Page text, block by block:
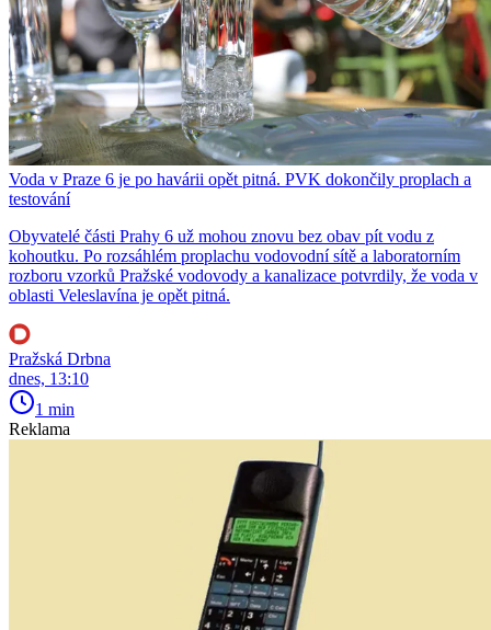
Voda v Praze 6 je po havárii opět pitná. PVK dokončily proplach a
testování
Obyvatelé části Prahy 6 už mohou znovu bez obav pít vodu z
kohoutku. Po rozsáhlém proplachu vodovodní sítě a laboratorním
rozboru vzorků Pražské vodovody a kanalizace potvrdily, že voda v
oblasti Veleslavína je opět pitná.
Pražská Drbna
dnes, 13:10
1 min
Reklama